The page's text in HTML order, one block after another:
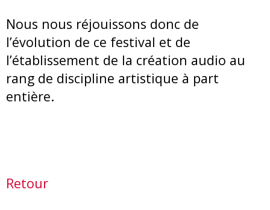
Nous nous réjouissons donc de
l’évolution de ce festival et de
l’établissement de la création audio au
rang de discipline artistique à part
entière.
Retour